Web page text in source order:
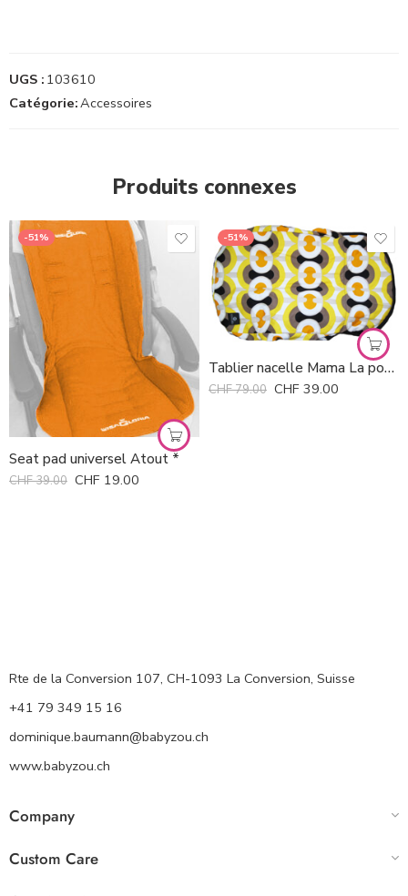
UGS : 103610
Catégorie:Accessoires
Produits connexes
-51%
Seat pad universel Atout *
CHF39.00 CHF 19.00
-51%
Tablier nacelle Mama La pour Bugaboo *
CHF79.00 CHF 39.00
Rte de la Conversion 107, CH-1093 La Conversion, Suisse
+41 79 349 15 16
dominique.baumann@babyzou.ch
www.babyzou.ch
Company
Custom Care